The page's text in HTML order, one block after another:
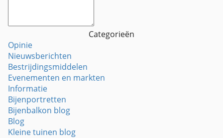
Categorieën
Opinie
Nieuwsberichten
Bestrijdingsmiddelen
Evenementen en markten
Informatie
Bijenportretten
Bijenbalkon blog
Blog
Kleine tuinen blog